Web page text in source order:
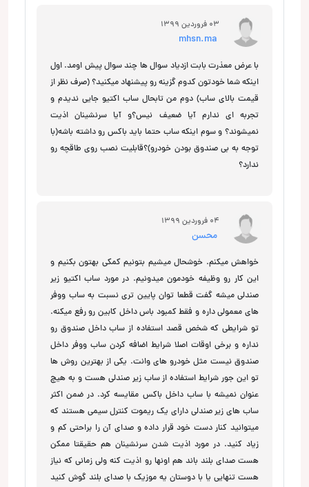
03 فروردین 1399
با عرض معذرت بابت ازدیاد سوال ها چند سوال پیش اومد. اول
اینکه شما خودتون کدوم گزینه رو پیشنهاد میکنید؟ (صرف نظر از
قیمت بالای ساب) دوم من تابحال ساب اکتیو جایی ندیدم و
تجربه ای ندارم آیا ضعیف نیس؟و آیا سرنشینان اذیت
نمیشوند؟ و سوم اینکه ساب حتما باید باکس رو داشته باشه(با
توجه به بی صندوق بودن خودرو)؟قابلیت نصب روی طاقچه رو
ندارد؟
04 فروردین 1399
محسن
خواهش میکنم. خوشحال میشیم بتونیم کمکی بهتون بکنیم و
این کار رو وظیفه خودمون میدونیم. در مورد ساب اکتیو زیر
صندلی میشه گفت قطعا توان پایین تری نسبت به ساب ووفر
های معمولی داره و فقط کمبود باس داخل کابین رو رفع میکنه.
تو شرایطی که شخص قصد استفاده از ساب داخل صندوق رو
نداره و برخی اوقات اصلا شرایط اضافه کردن ساب ووفر داخل
صندوق نیست مثل خودرو های وانت. یکی از بهترین روش ها
تو این جور شرایط استفاده از ساب زیر صندلی هست و به هیچ
عنوان نمیشه با ساب داخل باکس مقایسه کرد. در ضمن اکثر
ساب های زیر صندلی دارای یک ریموت کنترل سیمی هستند که
میتوانید کنار دست خود قرار داده و صدای آن را براحتی کم و
زیاد کنید. در مورد اذیت شدن سرنشینان هم حقیقتا ممکن
هست صدای بلند باند هم اونها رو اذیت کنه ولی زمانی که نیاز
هست تنهایی یا با دوستان یه موزیک با صدای بلند گوش کنید